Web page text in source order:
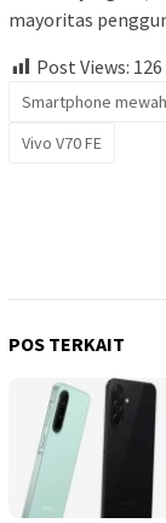
mayoritas
Post Views: 126
Smartphone mewah
Vivo V70 FE
POS TERKAIT